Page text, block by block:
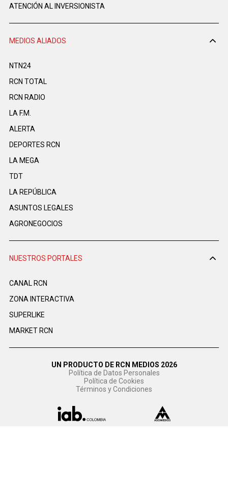
ATENCIÓN AL INVERSIONISTA
MEDIOS ALIADOS
NTN24
RCN TOTAL
RCN RADIO
LA F.M.
ALERTA
DEPORTES RCN
LA MEGA
TDT
LA REPÚBLICA
ASUNTOS LEGALES
AGRONEGOCIOS
NUESTROS PORTALES
CANAL RCN
ZONA INTERACTIVA
SUPERLIKE
MARKET RCN
UN PRODUCTO DE RCN MEDIOS 2026
Política de Datos Personales
Política de Cookies
Términos y Condiciones